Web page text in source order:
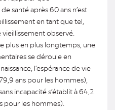
santé après 60 ans n’est
en tant que tel,
vieillissement observé.
plus en plus longtemps, une
se déroule en
l’espérance de vie
ans pour les hommes),
incapacité s’établit à 64,2
pour les hommes).